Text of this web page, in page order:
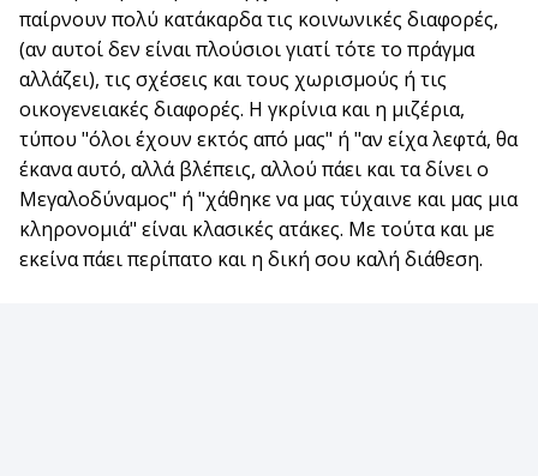
παίρνουν πολύ κατάκαρδα τις κοινωνικές διαφορές,
(αν αυτοί δεν είναι πλούσιοι γιατί τότε το πράγμα
αλλάζει), τις σχέσεις και τους χωρισμούς ή τις
οικογενειακές διαφορές. Η γκρίνια και η μιζέρια,
τύπου "όλοι έχουν εκτός από μας" ή "αν είχα λεφτά, θα
έκανα αυτό, αλλά βλέπεις, αλλού πάει και τα δίνει ο
Μεγαλοδύναμος" ή "χάθηκε να μας τύχαινε και μας μια
κληρονομιά" είναι κλασικές ατάκες. Με τούτα και με
εκείνα πάει περίπατο και η δική σου καλή διάθεση.